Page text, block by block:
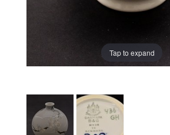
Tap to expand